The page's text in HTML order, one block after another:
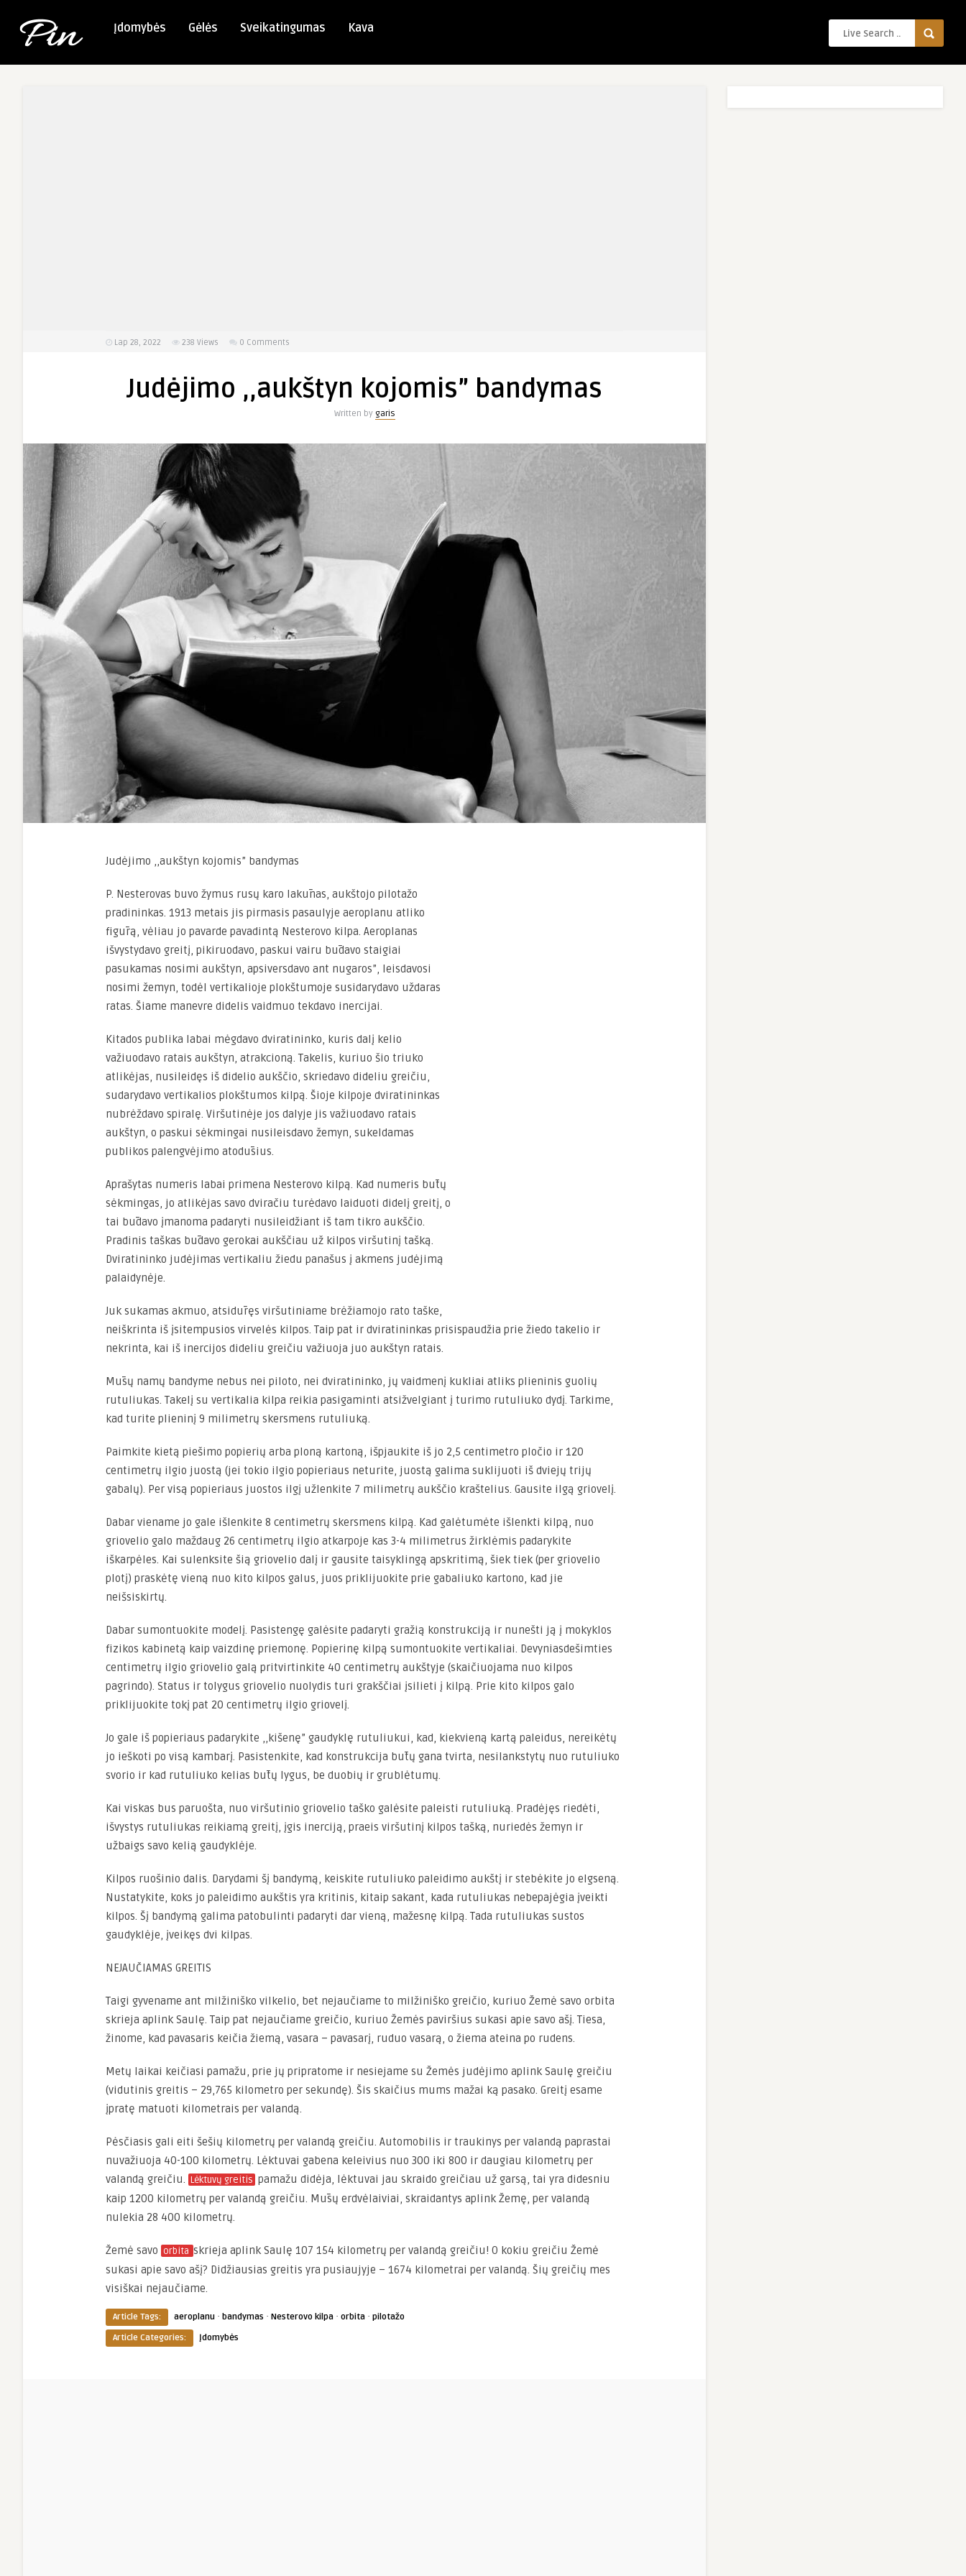
Įdomybės Gėlės Sveikatingumas Kava
Lap 28, 2022 238 Views 0 Comments
Judėjimo ,,aukštyn kojomis” bandymas
Written by garis
Judėjimo ,,aukštyn kojomis” bandymas
P. Nesterovas buvo žymus rusų karo lakūnas, aukštojo pilotažo
pradininkas. 1913 metais jis pirmasis pasaulyje aeroplanu atliko
figūrą, vėliau jo pavarde pavadintą Nesterovo kilpa. Aeroplanas
išvystydavo greitį, pikiruodavo, paskui vairu būdavo staigiai
pasukamas nosimi aukštyn, apsiversdavo ant nugaros”, leisdavosi
nosimi žemyn, todėl vertikalioje plokštumoje susidarydavo uždaras
ratas. Šiame manevre didelis vaidmuo tekdavo inercijai.
Kitados publika labai mėgdavo dviratininko, kuris dalį kelio
važiuodavo ratais aukštyn, atrakcioną. Takelis, kuriuo šio triuko
atlikėjas, nusileidęs iš didelio aukščio, skriedavo dideliu greičiu,
sudarydavo vertikalios plokštumos kilpą. Šioje kilpoje dviratininkas
nubrėždavo spiralę. Viršutinėje jos dalyje jis važiuodavo ratais
aukštyn, o paskui sėkmingai nusileisdavo žemyn, sukeldamas
publikos palengvėjimo atodūsius.
Aprašytas numeris labai primena Nesterovo kilpą. Kad numeris būtų
sėkmingas, jo atlikėjas savo dviračiu turėdavo laiduoti didelį greitį, o
tai būdavo įmanoma padaryti nusileidžiant iš tam tikro aukščio.
Pradinis taškas būdavo gerokai aukščiau už kilpos viršutinį tašką.
Dviratininko judėjimas vertikaliu žiedu panašus į akmens judėjimą
palaidynėje.
Juk sukamas akmuo, atsidūręs viršutiniame brėžiamojo rato taške,
neiškrinta iš įsitempusios virvelės kilpos. Taip pat ir dviratininkas prisispaudžia prie žiedo takelio ir
nekrinta, kai iš inercijos dideliu greičiu važiuoja juo aukštyn ratais.
Mūsų namų bandyme nebus nei piloto, nei dviratininko, jų vaidmenį kukliai atliks plieninis guolių
rutuliukas. Takelį su vertikalia kilpa reikia pasigaminti atsižvelgiant į turimo rutuliuko dydį. Tarkime,
kad turite plieninį 9 milimetrų skersmens rutuliuką.
Paimkite kietą piešimo popierių arba ploną kartoną, išpjaukite iš jo 2,5 centimetro pločio ir 120
centimetrų ilgio juostą (jei tokio ilgio popieriaus neturite, juostą galima suklijuoti iš dviejų trijų
gabalų). Per visą popieriaus juostos ilgį užlenkite 7 milimetrų aukščio kraštelius. Gausite ilgą griovelį.
Dabar viename jo gale išlenkite 8 centimetrų skersmens kilpą. Kad galėtumėte išlenkti kilpą, nuo
griovelio galo maždaug 26 centimetrų ilgio atkarpoje kas 3-4 milimetrus žirklėmis padarykite
iškarpėles. Kai sulenksite šią griovelio dalį ir gausite taisyklingą apskritimą, šiek tiek (per griovelio
plotį) praskėtę vieną nuo kito kilpos galus, juos priklijuokite prie gabaliuko kartono, kad jie
neišsiskirtų.
Dabar sumontuokite modelį. Pasistengę galėsite padaryti gražią konstrukciją ir nunešti ją į mokyklos
fizikos kabinetą kaip vaizdinę priemonę. Popierinę kilpą sumontuokite vertikaliai. Devyniasdešimties
centimetrų ilgio griovelio galą pritvirtinkite 40 centimetrų aukštyje (skaičiuojama nuo kilpos
pagrindo). Status ir tolygus griovelio nuolydis turi grakščiai įsilieti į kilpą. Prie kito kilpos galo
priklijuokite tokį pat 20 centimetrų ilgio griovelį.
Jo gale iš popieriaus padarykite ,,kišenę” gaudyklę rutuliukui, kad, kiekvieną kartą paleidus, nereikėtų
jo ieškoti po visą kambarį. Pasistenkite, kad konstrukcija būtų gana tvirta, nesilankstytų nuo rutuliuko
svorio ir kad rutuliuko kelias būtų lygus, be duobių ir grublėtumų.
Kai viskas bus paruošta, nuo viršutinio griovelio taško galėsite paleisti rutuliuką. Pradėjęs riedėti,
išvystys rutuliukas reikiamą greitį, įgis inerciją, praeis viršutinį kilpos tašką, nuriedės žemyn ir
užbaigs savo kelią gaudyklėje.
Kilpos ruošinio dalis. Darydami šį bandymą, keiskite rutuliuko paleidimo aukštį ir stebėkite jo elgseną.
Nustatykite, koks jo paleidimo aukštis yra kritinis, kitaip sakant, kada rutuliukas nebepajėgia įveikti
kilpos. Šį bandymą galima patobulinti padaryti dar vieną, mažesnę kilpą. Tada rutuliukas sustos
gaudyklėje, įveikęs dvi kilpas.
NEJAUČIAMAS GREITIS
Taigi gyvename ant milžiniško vilkelio, bet nejaučiame to milžiniško greičio, kuriuo Žemė savo orbita
skrieja aplink Saulę. Taip pat nejaučiame greičio, kuriuo Žemės paviršius sukasi apie savo ašį. Tiesa,
žinome, kad pavasaris keičia žiemą, vasara – pavasarį, ruduo vasarą, o žiema ateina po rudens.
Metų laikai keičiasi pamažu, prie jų pripratome ir nesiejame su Žemės judėjimo aplink Saulę greičiu
(vidutinis greitis – 29,765 kilometro per sekundę). Šis skaičius mums mažai ką pasako. Greitį esame
įpratę matuoti kilometrais per valandą.
Pėsčiasis gali eiti šešių kilometrų per valandą greičiu. Automobilis ir traukinys per valandą paprastai
nuvažiuoja 40-100 kilometrų. Lėktuvai gabena keleivius nuo 300 iki 800 ir daugiau kilometrų per
valandą greičiu. Lėktuvų greitis pamažu didėja, lėktuvai jau skraido greičiau už garsą, tai yra didesniu
kaip 1200 kilometrų per valandą greičiu. Mūsų erdvėlaiviai, skraidantys aplink Žemę, per valandą
nulekia 28 400 kilometrų.
Žemė savo orbita skrieja aplink Saulę 107 154 kilometrų per valandą greičiu! O kokiu greičiu Žemė
sukasi apie savo ašį? Didžiausias greitis yra pusiaujyje – 1674 kilometrai per valandą. Šių greičių mes
visiškai nejaučiame.
Article Tags: aeroplanu · bandymas · Nesterovo kilpa · orbita · pilotažo
Article Categories:
Įdomybės